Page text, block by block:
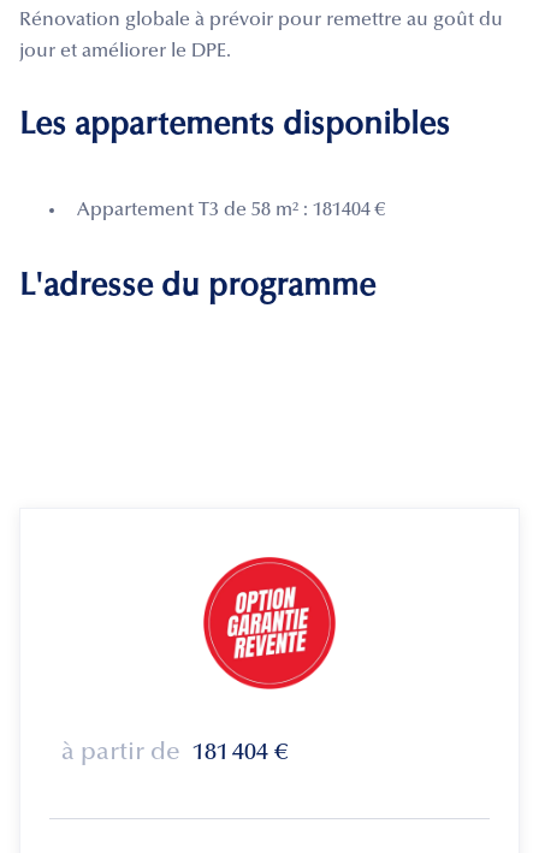
Rénovation globale à prévoir pour remettre au goût du
jour et améliorer le DPE.
Les appartements disponibles
Appartement T3 de 58 m² : 181404 €
L'adresse du programme
à partir de 181 404 €